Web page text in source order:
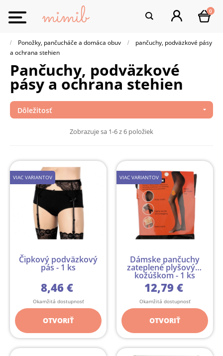
Toggle
navigation
0
Ponožky, pančucháče a domáca obuv
pančuchy, podväzkové pásy
a ochrana stehien
pančuchy, podväzkové
pásy a ochrana stehien
Dôležitosť 
Zobrazuje sa 1-6 z 6 položiek
VIAC VARIANTOV
Čipkový podväzkový
pás - 1 ks
8,46 €
Okamžitá dostupnosť
OTVORIŤ
VIAC VARIANTOV
Dámske pančuchy
zateplené plyšovým
kožúškom - 1 ks
12,79 €
Okamžitá dostupnosť
OTVORIŤ